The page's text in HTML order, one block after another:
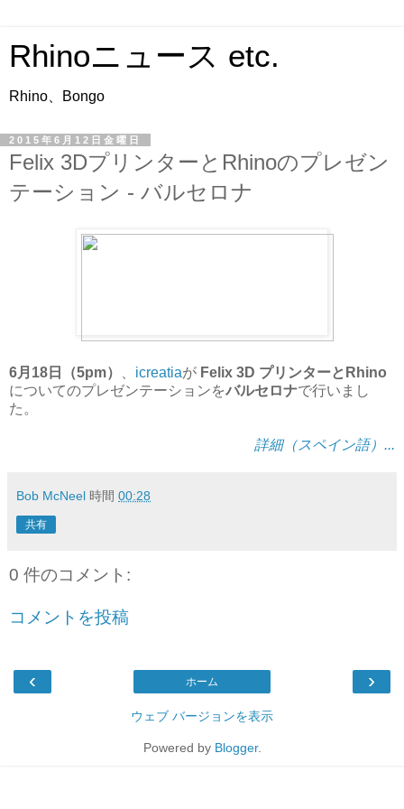
Rhinoニュース etc.
Rhino、Bongo
2015年6月12日金曜日
Felix 3DプリンターとRhinoのプレゼン
テーション - バルセロナ
6月18日（5pm） icreatiaが Felix 3D プリンターとRhino
についてのプレゼンテーションをバルセロナで行いまし
た。
詳細（スペイン語）...
Bob McNeel 時間 00:28
共有
0 件のコメント:
コメントを投稿
‹ ›
ホーム
ウェブ バージョンを表示
Powered by Blogger.